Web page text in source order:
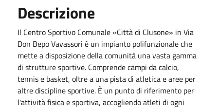
Descrizione
Il Centro Sportivo Comunale «Città di Clusone» in Via
Don Bepo Vavassori è un impianto polifunzionale che
mette a disposizione della comunità una vasta gamma
di strutture sportive. Comprende campi da calcio,
tennis e basket, oltre a una pista di atletica e aree per
altre discipline sportive. È un punto di riferimento per
l'attività fisica e sportiva, accogliendo atleti di ogni